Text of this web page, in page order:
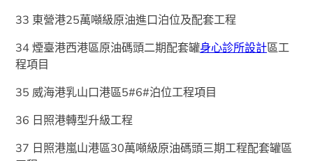
33 東營港25萬噸級原油進口泊位及配套工程
34 煙臺港西港區原油碼頭二期配套罐身心診所設計區工
程項目
35 威海港乳山口港區5#6#泊位工程項目
36 日照港轉型升級工程
37 日照港嵐山港區30萬噸級原油碼頭三期工程配套罐區